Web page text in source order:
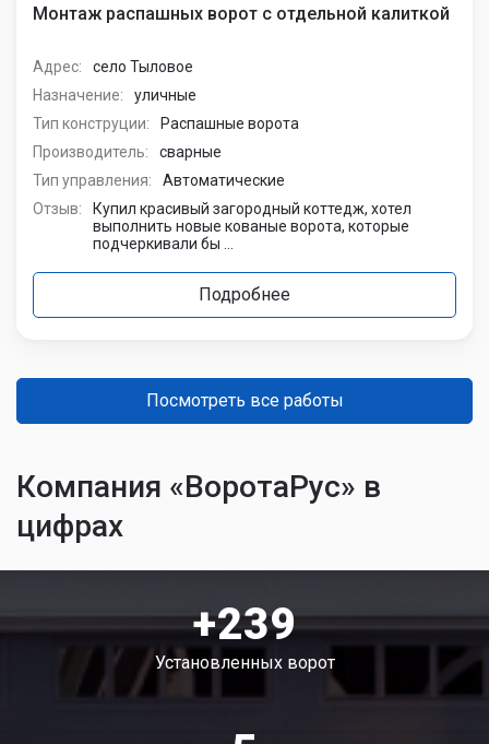
Монтаж распашных ворот с отдельной калиткой
Адрес:
село Тыловое
Назначение:
уличные
Тип конструции:
Распашные ворота
Производитель:
сварные
Тип управления:
Автоматические
Отзыв:
Купил красивый загородный коттедж, хотел
выполнить новые кованые ворота, которые
подчеркивали бы ...
Подробнее
Посмотреть все работы
Компания «ВоротаРус» в
цифрах
+239
Установленных ворот